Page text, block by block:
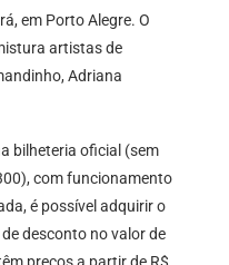
em Porto Alegre. O
artistas de
Adriana
bilheteria oficial (sem
com funcionamento
é possível adquirir o
desconto no valor de